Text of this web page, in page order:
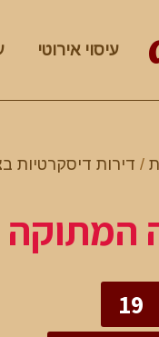
עיסוי אירוטי
/ דירות דיסקרטיות
המתוקה
19